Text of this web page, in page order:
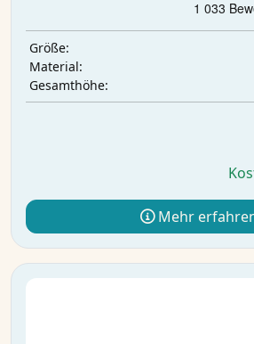
Größe:
Material:
Gesamthöhe:
Mehr